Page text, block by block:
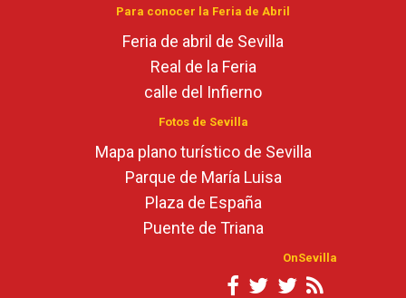
Para conocer la Feria de Abril
Feria de abril de Sevilla
Real de la Feria
calle del Infierno
Fotos de Sevilla
Mapa plano turístico de Sevilla
Parque de María Luisa
Plaza de España
Puente de Triana
OnSevilla